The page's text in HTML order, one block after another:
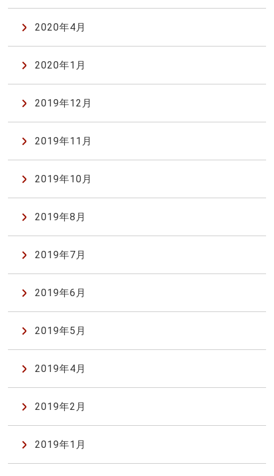
2020年4月
2020年1月
2019年12月
2019年11月
2019年10月
2019年8月
2019年7月
2019年6月
2019年5月
2019年4月
2019年2月
2019年1月